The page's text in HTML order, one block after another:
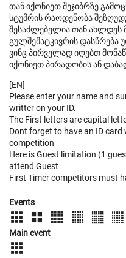
თან იქონიეთ შეჯიბრზე
სტუმრის რაოდენობა
შესაძლებელია თან ახლდეს
გულშემატკივრის დასწრება
ვინც პირველად იღებთ
იქონიეთ პირადობის ან
[EN]
Please enter your name and
writter on your ID.
The First letters are capital
Dont forget to have an ID
competition
Here is Guest limitation (1
attend Guest
First Timer competitors must
Events
Main event